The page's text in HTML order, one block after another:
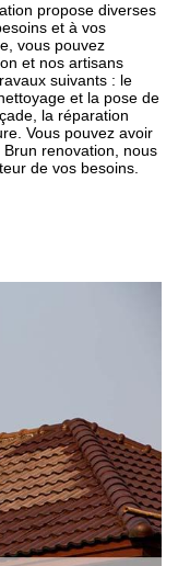
propose diverses
et à vos
vous pouvez
et nos artisans
suivants : le
et la pose de
la réparation
Vous pouvez avoir
renovation, nous
de vos besoins.